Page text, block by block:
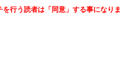
行う読者は「同意」する事になりま